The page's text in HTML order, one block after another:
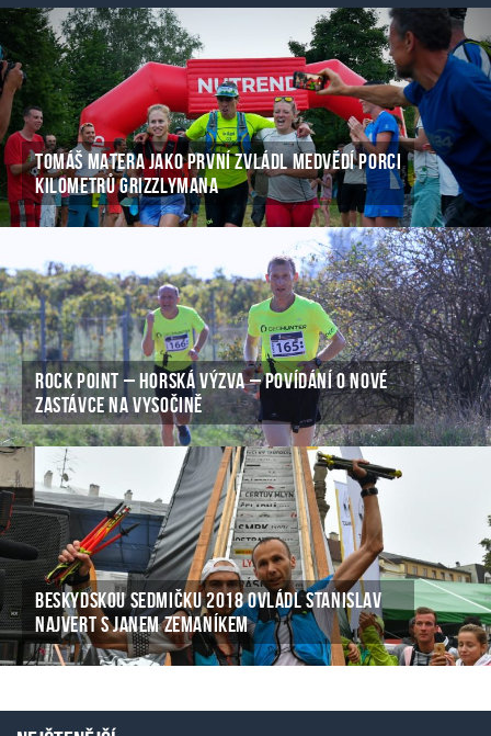
TOMÁŠ MATERA JAKO PRVNÍ ZVLÁDL MEDVĚDÍ PORCI
KILOMETRŮ GRIZZLYMANA
ROCK POINT – HORSKÁ VÝZVA – POVÍDÁNÍ O NOVÉ
ZASTÁVCE NA VYSOČINĚ
BESKYDSKOU SEDMIČKU 2018 OVLÁDL STANISLAV
NAJVERT S JANEM ZEMANÍKEM